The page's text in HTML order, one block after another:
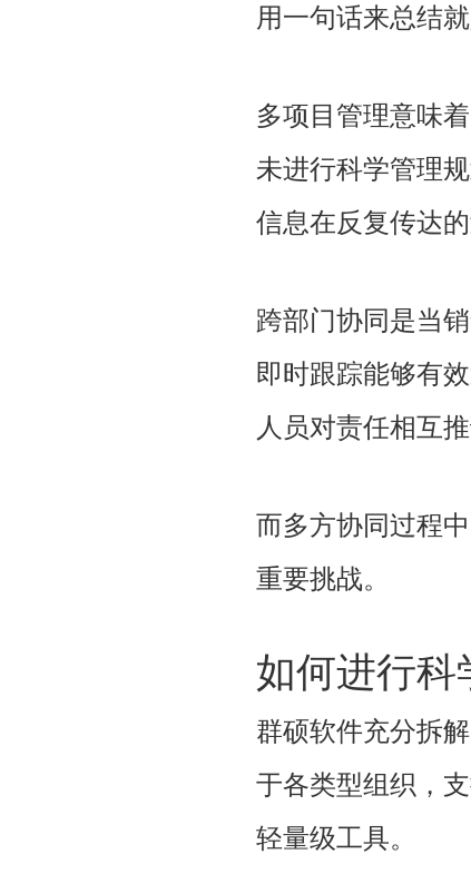
用一句话来总结
多项目管理意味
未进行科学管理
信息在反复传达
跨部门协同是当
即时跟踪能够有
人员对责任相互
而多方协同过程
重要挑战。
如何进行科
群硕软件充分拆
于各类型组织，
轻量级工具。